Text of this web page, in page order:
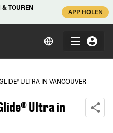
& TOUREN
APP HOLEN
ULTRA IN VANCOUVER
Ultra in